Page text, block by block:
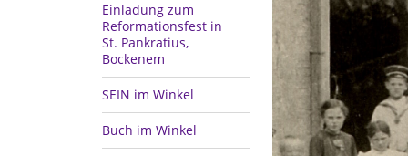
Einladung zum
Reformationsfest in
St. Pankratius,
Bockenem
SEIN im Winkel
Buch im Winkel